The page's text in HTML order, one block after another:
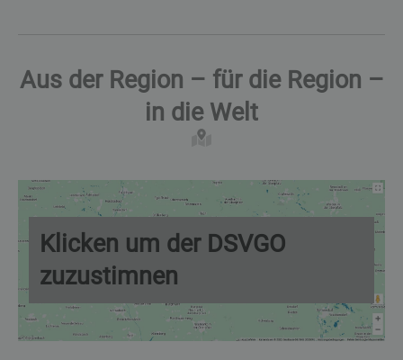
Aus der Region – für die Region –
in die Welt
Klicken um der DSVGO
zuzustimnen